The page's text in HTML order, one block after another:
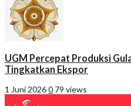
UGM Percepat Produksi
Tingkatkan Ekspor
1 Juni 20260 79 views